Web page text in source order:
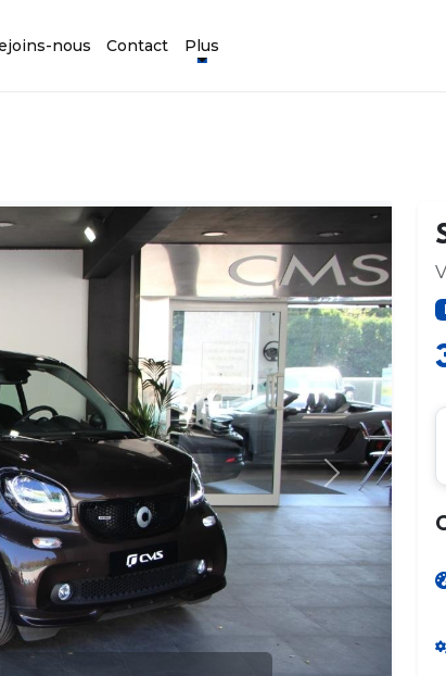
nous Contact Plus
Suivant